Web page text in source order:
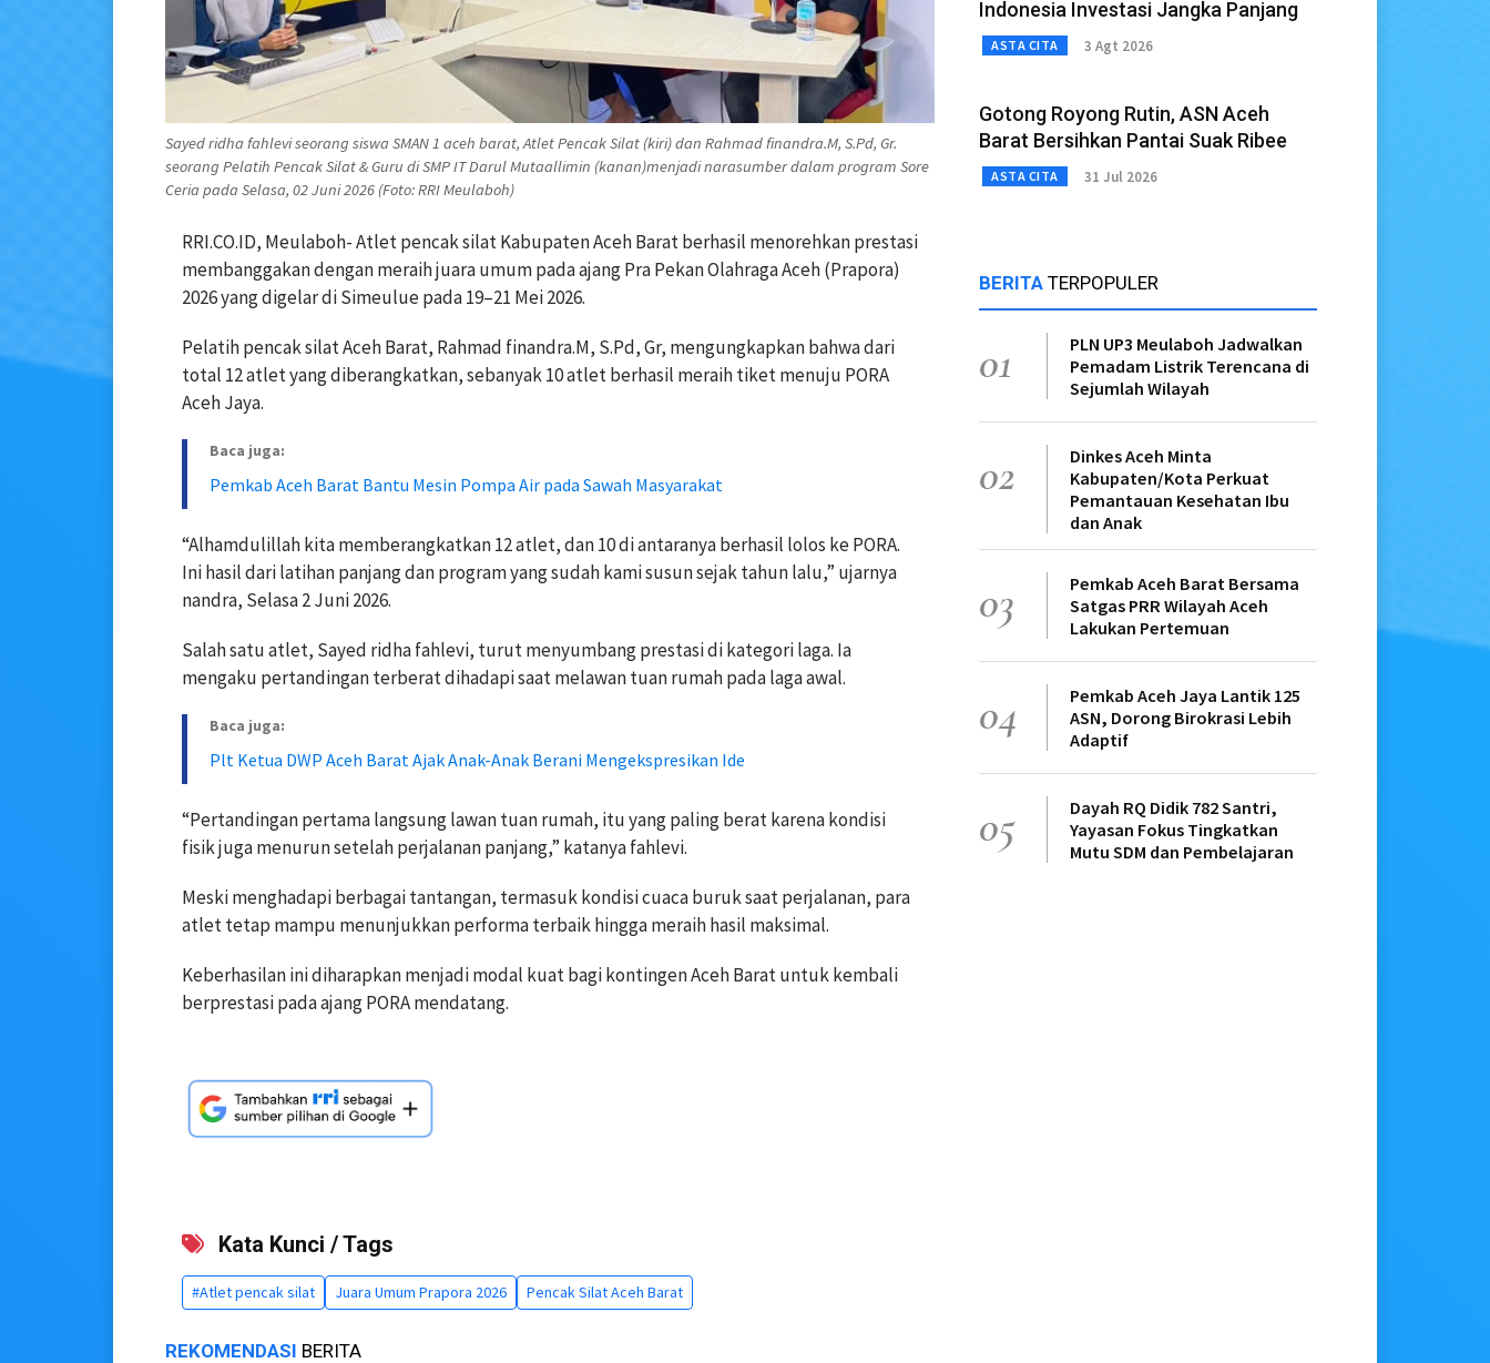
Sayed ridha fahlevi seorang siswa SMAN 1 aceh barat, Atlet Pencak Silat (kiri) dan Rahmad finandra.M, S.Pd, Gr.
seorang Pelatih Pencak Silat & Guru di SMP IT Darul Mutaallimin (kanan)menjadi narasumber dalam program Sore
Ceria pada Selasa, 02 Juni 2026 (Foto: RRI Meulaboh)
RRI.CO.ID, Meulaboh- Atlet pencak silat Kabupaten Aceh Barat berhasil menorehkan prestasi
membanggakan dengan meraih juara umum pada ajang Pra Pekan Olahraga Aceh (Prapora)
2026 yang digelar di Simeulue pada 19–21 Mei 2026.
Pelatih pencak silat Aceh Barat, Rahmad finandra.M, S.Pd, Gr, mengungkapkan bahwa dari
total 12 atlet yang diberangkatkan, sebanyak 10 atlet berhasil meraih tiket menuju PORA
Aceh Jaya.
Baca juga:
Pemkab Aceh Barat Bantu Mesin Pompa Air pada Sawah Masyarakat
“Alhamdulillah kita memberangkatkan 12 atlet, dan 10 di antaranya berhasil lolos ke PORA.
Ini hasil dari latihan panjang dan program yang sudah kami susun sejak tahun lalu,” ujarnya
nandra, Selasa 2 Juni 2026.
Salah satu atlet, Sayed ridha fahlevi, turut menyumbang prestasi di kategori laga. Ia
mengaku pertandingan terberat dihadapi saat melawan tuan rumah pada laga awal.
Baca juga:
Plt Ketua DWP Aceh Barat Ajak Anak-Anak Berani Mengekspresikan Ide
“Pertandingan pertama langsung lawan tuan rumah, itu yang paling berat karena kondisi
fisik juga menurun setelah perjalanan panjang,” katanya fahlevi.
Meski menghadapi berbagai tantangan, termasuk kondisi cuaca buruk saat perjalanan, para
atlet tetap mampu menunjukkan performa terbaik hingga meraih hasil maksimal.
Keberhasilan ini diharapkan menjadi modal kuat bagi kontingen Aceh Barat untuk kembali
berprestasi pada ajang PORA mendatang.
Kata Kunci / Tags
#Atlet pencak silat Juara Umum Prapora 2026 Pencak Silat Aceh Barat
REKOMENDASI BERITA
Indonesia Investasi Jangka Panjang
ASTA CITA 3 Agt 2026
Gotong Royong Rutin, ASN Aceh
Barat Bersihkan Pantai Suak Ribee
ASTA CITA 31 Jul 2026
BERITA TERPOPULER
01
PLN UP3 Meulaboh Jadwalkan
Pemadam Listrik Terencana di
Sejumlah Wilayah
02
Dinkes Aceh Minta
Kabupaten/Kota Perkuat
Pemantauan Kesehatan Ibu
dan Anak
03
Pemkab Aceh Barat Bersama
Satgas PRR Wilayah Aceh
Lakukan Pertemuan
04
Pemkab Aceh Jaya Lantik 125
ASN, Dorong Birokrasi Lebih
Adaptif
05
Dayah RQ Didik 782 Santri,
Yayasan Fokus Tingkatkan
Mutu SDM dan Pembelajaran